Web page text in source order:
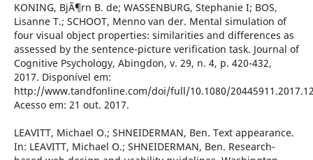
KONING, BjÃ¶rn B. de; WASSENBURG, Stephanie I; BOS,
Lisanne T.; SCHOOT, Menno van der. Mental simulation of
four visual object properties: similarities and differences as
assessed by the sentence-picture verification task. Journal of
Cognitive Psychology, Abingdon, v. 29, n. 4, p. 420-432,
2017. Disponível em:
http://www.tandfonline.com/doi/full/10.1080/
Acesso em: 21 out. 2017.
LEAVITT, Michael O.; SHNEIDERMAN, Ben. Text appearance.
In: LEAVITT, Michael O.; SHNEIDERMAN, Ben. Research-